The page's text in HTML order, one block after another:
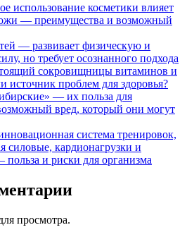
использование косметики влияет
— преимущества и возможный
— развивает физическую и
но требует осознанного подхода
сокровищницы витаминов и
источник проблем для здоровья?
— их польза для
вред, который они могут
система тренировок,
силовые, кардионагрузки и
и риски для организма
просмотра.